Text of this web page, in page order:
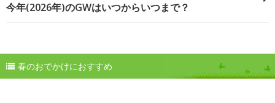
今年(2026年)のGWはいつからいつまで？
春のおでかけにおすすめ